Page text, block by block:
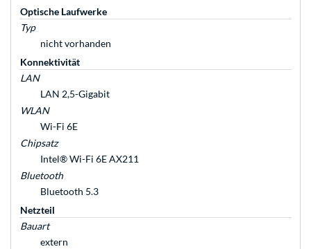
Optische Laufwerke
Typ
nicht vorhanden
Konnektivität
LAN
LAN 2,5-Gigabit
WLAN
Wi-Fi 6E
Chipsatz
Intel® Wi-Fi 6E AX211
Bluetooth
Bluetooth 5.3
Netzteil
Bauart
extern